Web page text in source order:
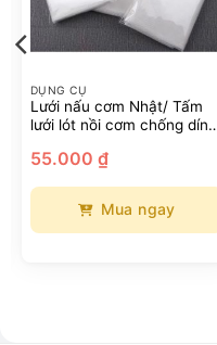
DỤNG CỤ
Lưới nấu cơm Nhật/ Tấm
lưới lót nồi cơm chống dính
55.000 ₫
Mua ngay